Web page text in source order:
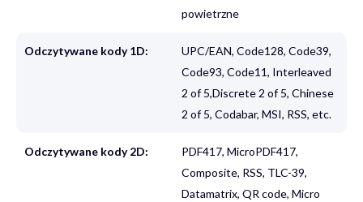
powietrzne
Odczytywane kody 1D:
UPC/EAN, Code128, Code39,
Code93, Code11, Interleaved
2 of 5,Discrete 2 of 5, Chinese
2 of 5, Codabar, MSI, RSS, etc.
Odczytywane kody 2D:
PDF417, MicroPDF417,
Composite, RSS, TLC-39,
Datamatrix, QR code, Micro